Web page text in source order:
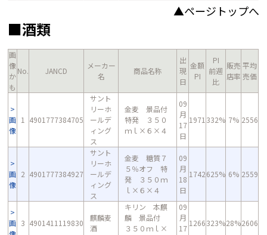
▲ページトップへ
■酒類
画
像
か
も
No. JANCD
メーカー
名
商品名称
出
現
日
金額
PI
PI
前週
比
販売
店率
平均
売価
画
像
1 4901777384705
サント
リーホ
ールデ
ィング
ス
金麦 景品付
特発 ３５０
ｍｌ×６×４
09
月
17
日
1971 332% 7% 2556
画
像
2 4901777384927
サント
リーホ
ールデ
ィング
ス
金麦 糖質７
５％オフ 特
発 ３５０ｍ
ｌ×６×４
09
月
18
日
1742625% 6% 2559
画 3 4901411119830
麒麟麦
酒
キリン 本麒
麟 景品付
３５０ｍｌ×
09
月
17
1266323%28%2606